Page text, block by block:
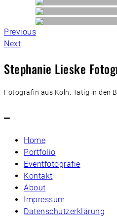
Previous
Next
Stephanie Lieske
Fotografin aus Köln. Tätig in den
–
Home
Portfolio
Eventfotografie
Kontakt
About
Impressum
Datenschutzerklärung